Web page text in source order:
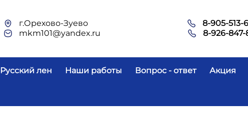
8-905-513-
8-926-847-
г.Орехово-Зуево
mkm101@yandex.ru
Русский лен Наши работы Вопрос - ответ Акция